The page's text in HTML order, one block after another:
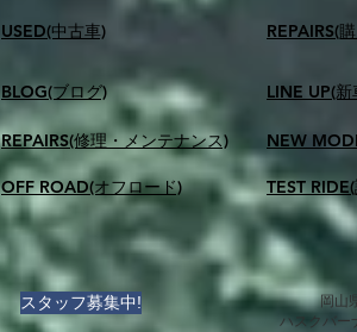
USED(中古車)
BLOG(ブログ)
REPAIRS(修理・メンテナンス)
OFF ROAD(オフロード)
​REPAIRS(
LINE UP(
NEW
TEST
スタッフ募集中!
岡山
ハスクバー